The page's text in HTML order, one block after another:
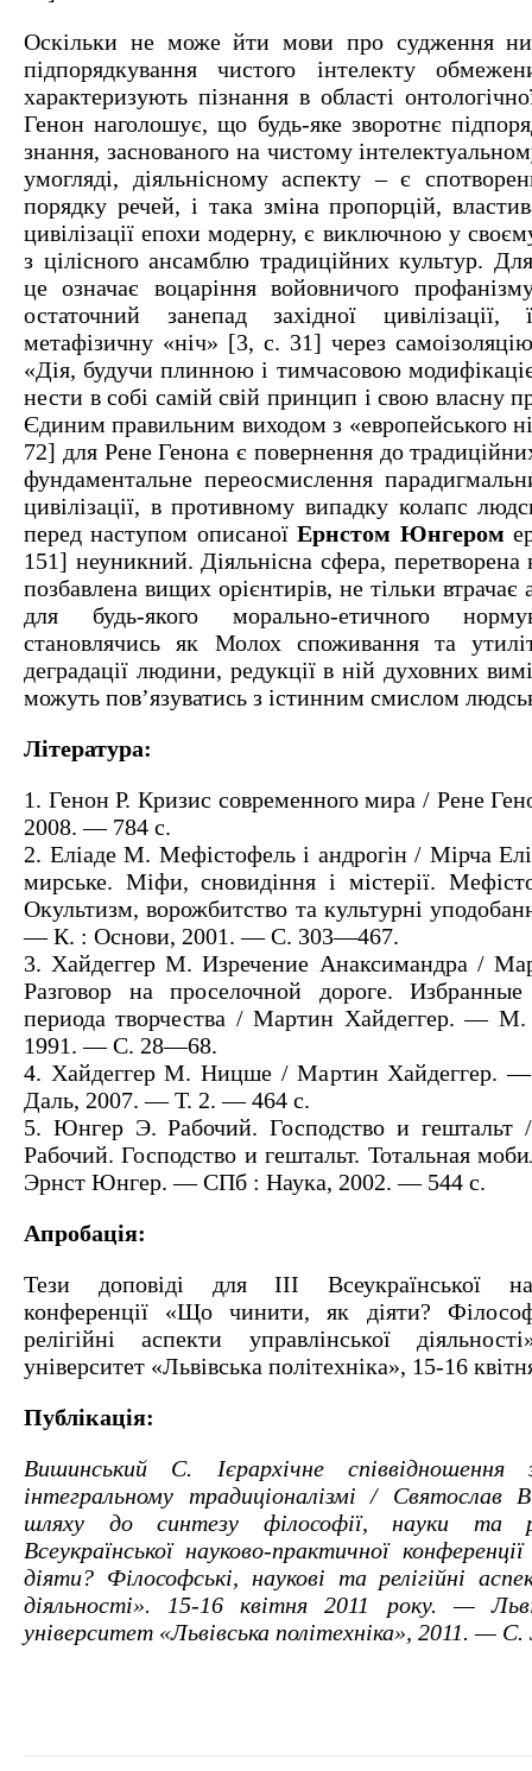
Оскільки не може йти мови про судження
підпорядкування чистого інтелекту
характеризують пізнання в області
Генон наголошує, що будь-яке зворотнє
знання, заснованого на чистому
умогляді, діяльнісному аспекту – є
порядку речей, і така зміна пропорцій,
цивілізації епохи модерну, є виключною у
з цілісного ансамблю традиційних культур.
це означає воцаріння войовничого
остаточний занепад західної
метафізичну «ніч» [3, с. 31] через
«Дія, будучи плинною і тимчасовою
нести в собі самій свій принцип і свою власну
Єдиним правильним виходом з «европейського
72] для Рене Генона є повернення до
фундаментальне переосмислення
цивілізації, в противному випадку колапс
перед наступом описаноїЕрнстом Юнгером
151] неуникний. Діяльнісна сфера, перетворена
позбавлена вищих орієнтирів, не тільки
для будь-якого морально-етичного
становлячись як Молох споживання та
деградації людини, редукції в ній духовних
можуть пов’язуватись з істинним смислом
Література:
1. Генон Р. Кризис современного мира / Рене
2008. — 784 с.
2. Еліаде М. Мефістофель і андрогін / Мірча
мирське. Міфи, сновидіння і містерії.
Окультизм, ворожбитство та культурні
— К. : Основи, 2001. — С. 303—467.
3. Хайдеггер М. Изречение Анаксимандра /
Разговор на проселочной дороге. Избранные
периода творчества / Мартин Хайдеггер. —
1991. — С. 28—68.
4. Хайдеггер М. Ницше / Мартин Хайдеггер.
Даль, 2007. — Т. 2. — 464 с.
5. Юнгер Э. Рабочий. Господство и
Рабочий. Господство и гештальт. Тотальная
Эрнст Юнгер. — СПб : Наука, 2002. — 544 с.
Апробація:
Тези доповіді для ІІІ Всеукраїнської
конференції «Що чинити, як діяти?
релігійні аспекти управлінської
університет «Львівська політехніка», 15-16
Публікація:
Вишинський С. Ієрархічне
інтегральному традиціоналізмі /
шляху до синтезу філософії, науки та
Всеукраїнської науково-практичної
діяти? Філософські, наукові та релігійні
діяльності». 15-16 квітня 2011 року. —
університет «Львівська політехніка», 2011. —